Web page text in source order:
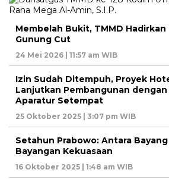
Membelah Bukit, TMMD Hadirkan
Gunung Cut
24 Mei 2026 | 11:57 am WIB
Izin Sudah Ditempuh, Proyek
Lanjutkan Pembangunan
Aparatur Setempat
25 Oktober 2025 | 3:07 pm WIB
Setahun Prabowo: Antara
Bayangan Kekuasaan
16 Oktober 2025 | 1:48 am WIB